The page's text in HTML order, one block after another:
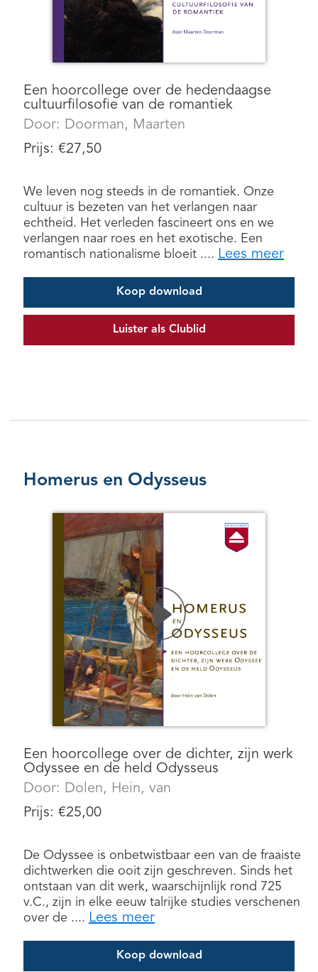
Een hoorcollege over de hedendaagse
cultuurfilosofie van de romantiek
Door: Doorman, Maarten
Prijs: €27,50
We leven nog steeds in de romantiek. Onze
cultuur is bezeten van het verlangen naar
echtheid. Het verleden fascineert ons en we
verlangen naar roes en het exotische. Een
romantisch nationalisme bloeit .... Lees meer
Koop download
Luister als Clublid
Homerus en Odysseus
Een hoorcollege over de dichter, zijn werk
Odyssee en de held Odysseus
Door: Dolen, Hein, van
Prijs: €25,00
De Odyssee is onbetwistbaar een van de fraaiste
dichtwerken die ooit zijn geschreven. Sinds het
ontstaan van dit werk, waarschijnlijk rond 725
v.C., zijn in elke eeuw talrijke studies verschenen
over de .... Lees meer
Koop download